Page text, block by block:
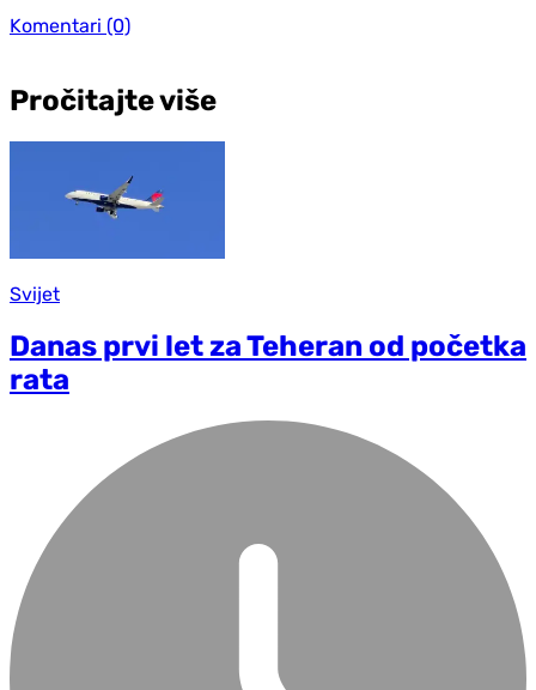
Komentari (0)
Pročitajte više
Svijet
Danas prvi let za Teheran od početka
rata